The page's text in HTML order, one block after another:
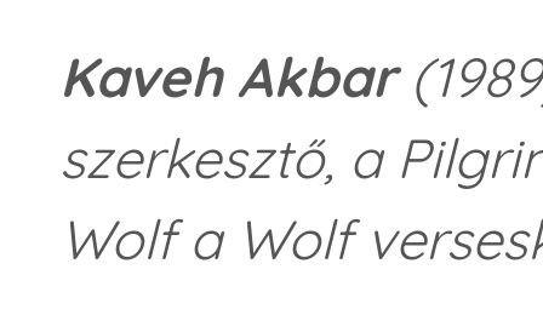
Kaveh Akbar
szerkesztő, a
Wolf a Wolf